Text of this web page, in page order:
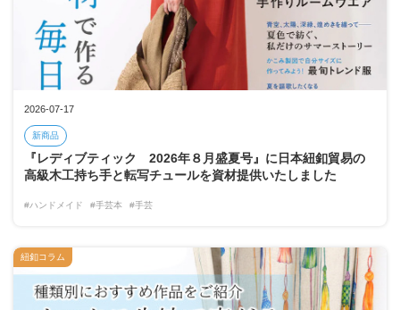
2026-07-17
新商品
『レディブティック 2026年８月盛夏号』に日本紐釦貿易の
高級木工持ち手と転写チュールを資材提供いたしました
#ハンドメイド #手芸本 #手芸
紐釦コラム